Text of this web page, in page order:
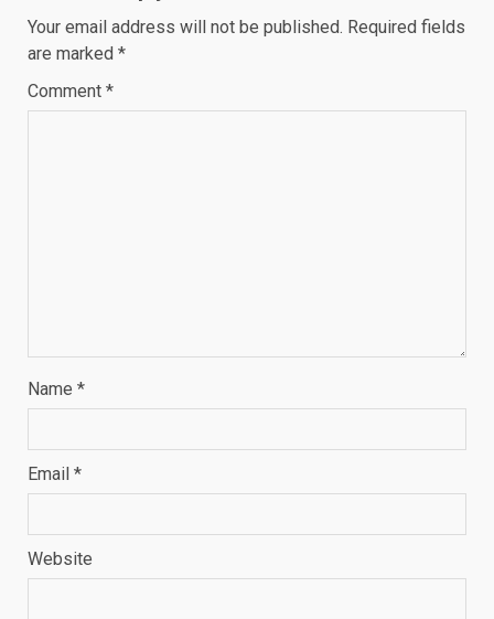
Your email address will not be published. Required fields
are marked *
Comment *
Name *
Email *
Website